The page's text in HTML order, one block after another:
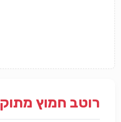
רוטב חמוץ מתוק